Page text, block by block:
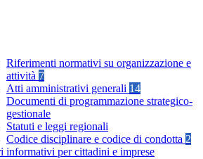
Riferimenti normativi su organizzazione e
attività 7
Atti amministrativi generali 14
Documenti di programmazione strategico-
gestionale
Statuti e leggi regionali
Codice disciplinare e codice di condotta 2
informativi per cittadini e imprese